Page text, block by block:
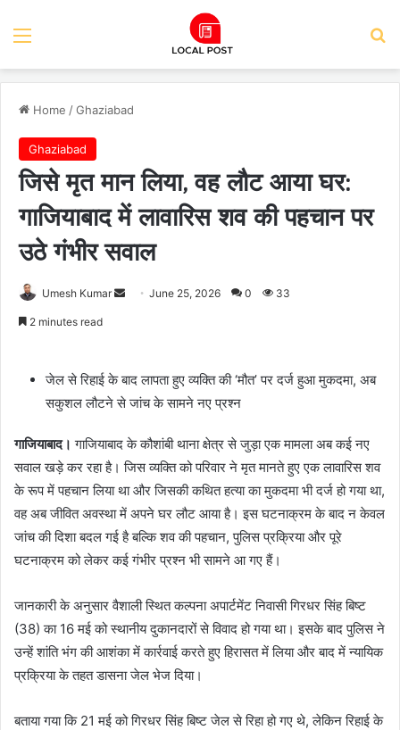
Menu
Home /Ghaziabad
Ghaziabad
जिसे मृत मान लिया, वह लौट आया घर:
गाजियाबाद में लावारिस शव की पहचान पर
उठे गंभीर सवाल
Umesh Kumar
SendJune 25, 2026 0 33
2 minutes read
जेल से रिहाई के बाद लापता हुए व्यक्ति की ‘मौत’ पर दर्ज हुआ मुकदमा, अब
सकुशल लौटने से जांच के सामने नए प्रश्न
गाजियाबाद। गाजियाबाद के कौशांबी थाना क्षेत्र से जुड़ा एक मामला अब कई नए
सवाल खड़े कर रहा है। जिस व्यक्ति को परिवार ने मृत मानते हुए एक लावारिस शव
के रूप में पहचान लिया था और जिसकी कथित हत्या का मुकदमा भी दर्ज हो गया था,
वह अब जीवित अवस्था में अपने घर लौट आया है। इस घटनाक्रम के बाद न केवल
जांच की दिशा बदल गई है बल्कि शव की पहचान, पुलिस प्रक्रिया और पूरे
घटनाक्रम को लेकर कई गंभीर प्रश्न भी सामने आ गए हैं।
जानकारी के अनुसार वैशाली स्थित कल्पना अपार्टमेंट निवासी गिरधर सिंह बिष्ट
(38) का 16 मई को स्थानीय दुकानदारों से विवाद हो गया था। इसके बाद पुलिस ने
उन्हें शांति भंग की आशंका में कार्रवाई करते हुए हिरासत में लिया और बाद में न्यायिक
प्रक्रिया के तहत डासना जेल भेज दिया।
बताया गया कि 21 मई को गिरधर सिंह बिष्ट जेल से रिहा हो गए थे, लेकिन रिहाई के